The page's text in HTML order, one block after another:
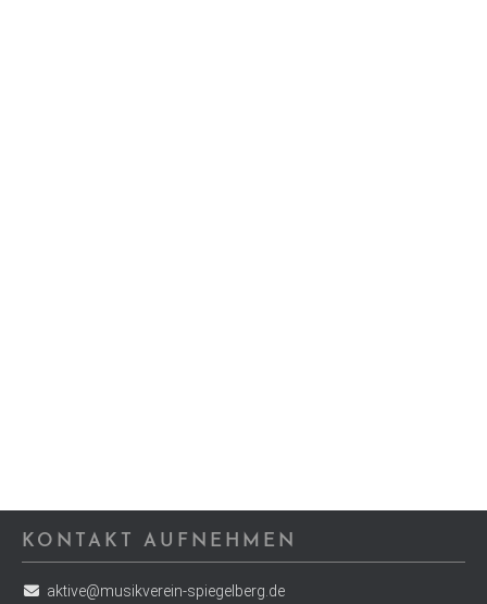
KONTAKT AUFNEHMEN
aktive@musikverein-spiegelberg.de